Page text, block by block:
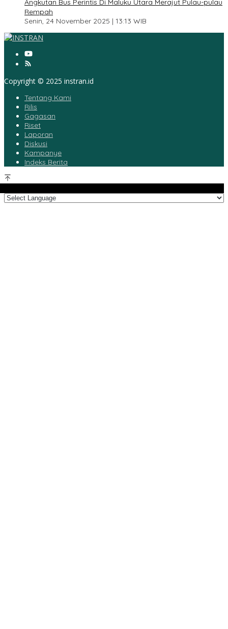
Angkutan Bus Perintis Di Maluku Utara Merajut Pulau-pulau
Rempah
Senin, 24 November 2025 | 13:13 WIB
Copyright © 2025 instran.id
Tentang Kami
Rilis
Gagasan
Riset
Laporan
Diskusi
Kampanye
Indeks Berita